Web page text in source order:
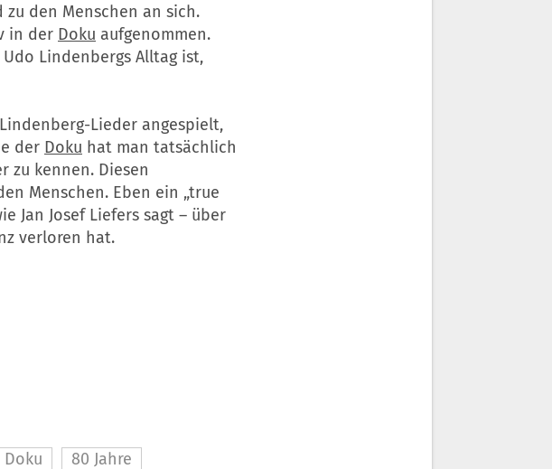
den Menschen an sich.
in der Doku aufgenommen.
Lindenbergs Alltag ist,
Lieder angespielt,
der Doku hat man tatsächlich
zu kennen. Diesen
Menschen. Eben ein „true
Jan Josef Liefers sagt – über
verloren hat.
Doku 80 Jahre